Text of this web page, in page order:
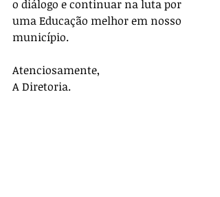
o diálogo e continuar na luta por
uma Educação melhor em nosso
município.
Atenciosamente,
A Diretoria.